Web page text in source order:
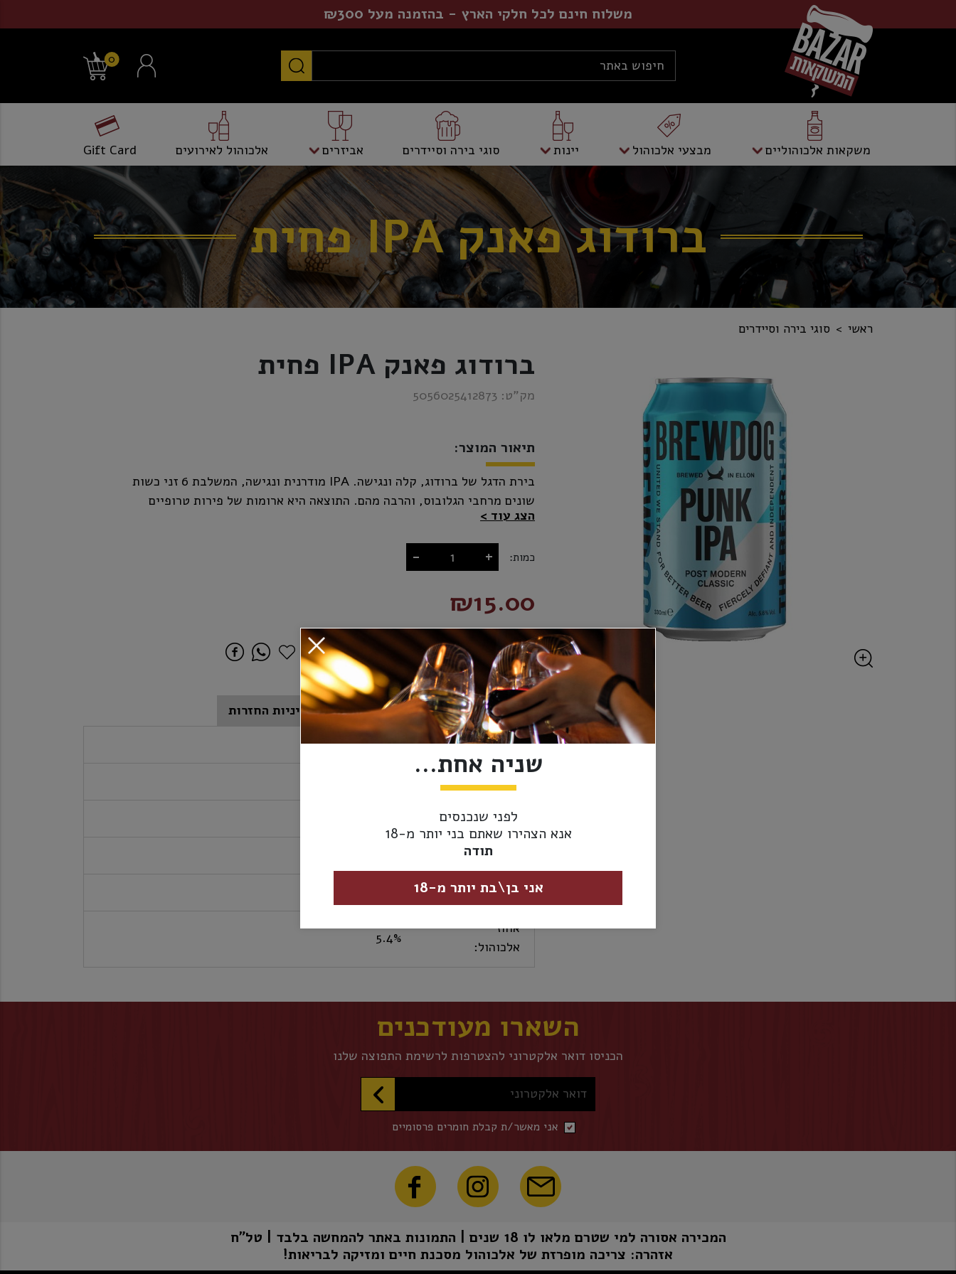
משלוח חינם לכל חלקי הארץ - בהזמנה מעל ₪300
0
משקאות אלכוהוליים מבצעי אלכוהול יינות סוגי בירה וסיידרים אביזרים אלכוהול לאירועים Gift Card
ברודוג פאנק IPA פחית
ראשי סוגי בירה וסיידרים
ברודוג פאנק IPA פחית
מק”ט: 5056025412873
תיאור המוצר:
בירת הדגל של ברודוג, קלה ונגישה. IPA מודרנית ונגישה, המשלבת 6 זני כשות
שונים מרחבי הגלובוס, והרבה מהם. התוצאה היא ארומות של פירות טרופיים
משולבים בהדרים, על גוף קרמלי עדין וסיומת מרירה.
הצג עוד
כמות: - +
₪15.00
אזל מהמלאי
מידע נוסף אספקה ומשלוחים
מדיניות החזרות
סגנון בירה:
IPA
ארץ ייצור:
כשרות:
אחוז
אלכוהול:
5.4%
השארו מעודכנים
הכניסו דואר אלקטרוני להצטרפות לרשימת התפוצה שלנו
דואר אלקטרוני
אני מאשר/ת קבלת חומרים פרסומיים
המכירה אסורה למי שטרם מלאו לו 18 שנים | התמונות באתר להמחשה בלבד | טל"ח
אזהרה: צריכה מופרזת של אלכוהול מסכנת חיים ומזיקה לבריאות!
שניה אחת...
לפני שנכנסים
אנא הצהירו שאתם בני יותר מ-18
תודה
אני בן\בת יותר מ-18